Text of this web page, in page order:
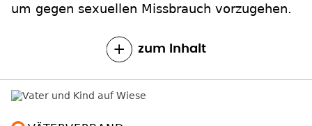
um gegen sexuellen Missbrauch vorzugehen.
zum Inhalt
VÄTERVERBAND
Unverheiratete Väter fordern Sorgerecht